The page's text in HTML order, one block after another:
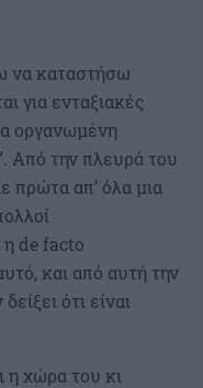
να καταστήσω
για ενταξιακές
οργανωμένη
Από την πλευρά του
απ’ όλα μια
η de facto
και από αυτή την
ότι είναι
η χώρα του κι